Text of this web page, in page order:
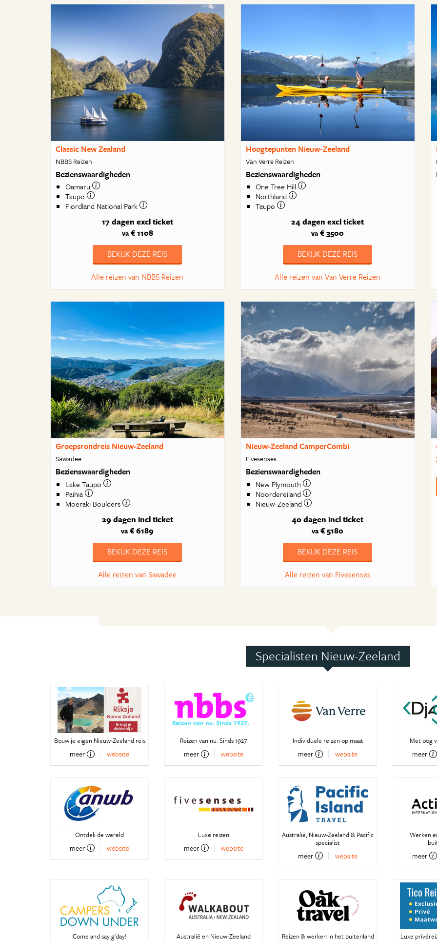
Classic New Zealand
NBBS Reizen
Bezienswaardigheden
Oamaru
Taupo
Fiordland National Park
17 dagen excl ticket
va€ 1108
BEKIJK DEZE REIS
Alle reizen van NBBS Reizen
Hoogtepunten Nieuw-Zeeland
Van Verre Reizen
Bezienswaardigheden
One Tree Hill
Northland
Taupo
24 dagen excl ticket
va € 3500
BEKIJK DEZE REIS
Alle reizen van Van Verre Reizen
Groepsrondreis Nieuw-Zeeland
Sawadee
Bezienswaardigheden
Lake Taupo
Paihia
Moeraki Boulders
29 dagen incl ticket
va € 6189
BEKIJK DEZE REIS
Alle reizen van Sawadee
Nieuw-Zeeland CamperCombi
Fivesenses
Bezienswaardigheden
New Plymouth
Noordereiland
Nieuw-Zeeland
40 dagen incl ticket
va € 5180
BEKIJK DEZE REIS
Alle reizen van Fivesenses
Specialisten Nieuw-Zeeland
Bouw je eigen Nieuw-Zeeland reis
meer website
Reizen van nu. Sinds 1927.
meer website
Individuele reizen op maat
meer website
Met oog
meer
Ontdek de wereld
meer website
Luxe reizen
meer website
Australië, Nieuw-Zeeland & Pacific
specialist
meer website
Werken
meer
Come and say g'day!
Australië en Nieuw-Zeeland
Reizen & werken in het buitenland
Luxe